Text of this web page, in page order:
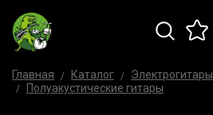
Главная Каталог
Электрогитары
Полуакустические гитары